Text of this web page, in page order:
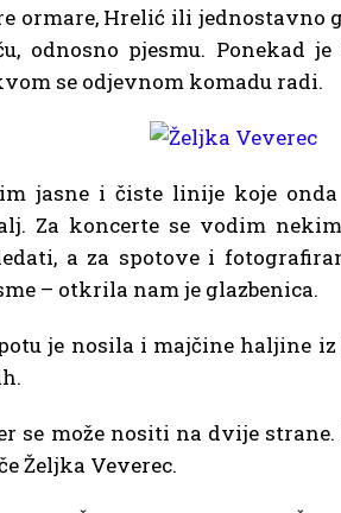
ormare, Hrelić ili jednostavno
odnosno pjesmu. Ponekad
se odjevnom komadu radi.
jasne i čiste linije koje
Za koncerte se vodim
a za spotove i
– otkrila nam je glazbenica.
je nosila i majčine haljine
se može nositi na dvije
Željka Veverec.